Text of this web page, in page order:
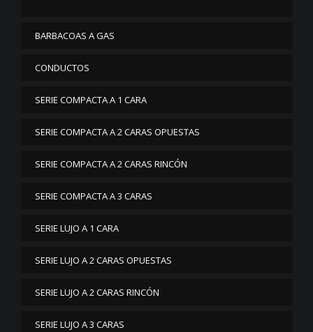
BARBACOAS A GAS
CONDUCTOS
SERIE COMPACTA A 1 CARA
SERIE COMPACTA A 2 CARAS OPUESTAS
SERIE COMPACTA A 2 CARAS RINCÓN
SERIE COMPACTA A 3 CARAS
SERIE LUJO A 1 CARA
SERIE LUJO A 2 CARAS OPUESTAS
SERIE LUJO A 2 CARAS RINCÓN
SERIE LUJO A 3 CARAS